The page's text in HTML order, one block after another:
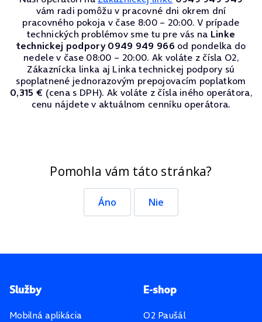
vám radi pomôžu v pracovné dni okrem dní
pracovného pokoja v čase 8:00 – 20:00. V prípade
technických problémov sme tu pre vás na Linke
technickej podpory 0949 949 966 od pondelka do
nedele v čase 08:00 – 20:00. Ak voláte z čísla O2,
Zákaznícka linka aj Linka technickej podpory sú
spoplatnené jednorazovým prepojovacím poplatkom
0,315 € (cena s DPH). Ak voláte z čísla iného operátora,
cenu nájdete v aktuálnom cenníku operátora.
Pomohla vám táto stránka?
Áno Nie
Pätička stránky
Služby
Mobilná aplikácia
E-shop
O2 Paušál